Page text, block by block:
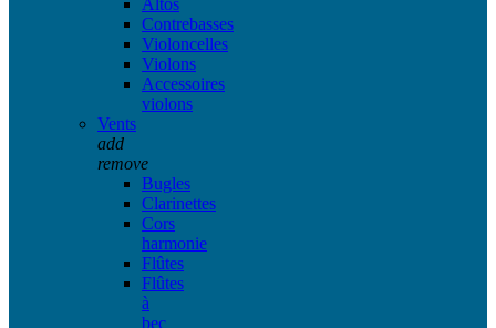
Contrebasses
Violoncelles
Violons
Accessoires
violons
Vents
add
remove
Bugles
Clarinettes
Cors
harmonie
Flûtes
Flûtes
à
bec